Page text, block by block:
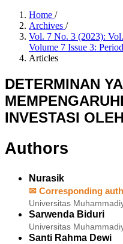
Home /
Archives /
Vol. 7 No. 3 (2023):
Volume 7 Issue 3:
Articles
DETERMINAN
INVESTASI
Authors
Nurasik
✉ Corresponding
Universitas
Sarwenda Biduri
Universitas
Santi Rahma Dewi